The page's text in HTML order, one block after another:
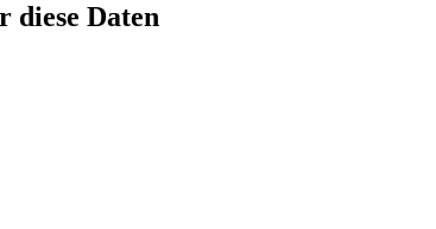
diese Daten